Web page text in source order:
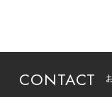
CONTACT